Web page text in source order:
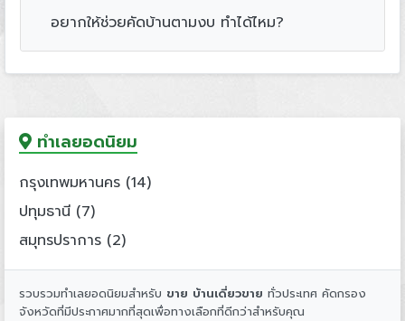
อยากให้ช่วยคัดบ้านตามงบ ทำได้ไหม?
ทำเลยอดนิยม
กรุงเทพมหานคร (14)
ปทุมธานี (7)
สมุทรปราการ (2)
รวบรวมทำเลยอดนิยมสำหรับ ขาย บ้านเดี่ยวขาย ทั่วประเทศ คัดกรอง
จังหวัดที่มีประกาศมากที่สุดเพื่อทางเลือกที่ดีกว่าสำหรับคุณ